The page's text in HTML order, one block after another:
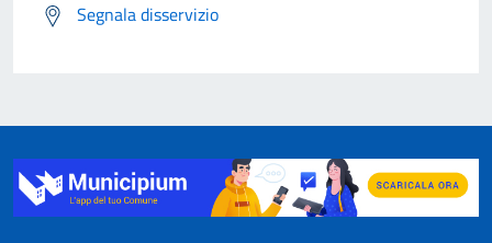
Segnala disservizio